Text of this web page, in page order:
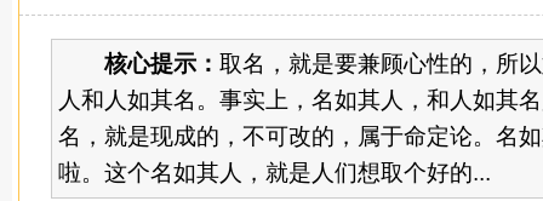
核心提示： 取名，就是要兼顾心性的，所
人和人如其名。事实上，名如其人，和人如其
名，就是现成的，不可改的，属于命定论。名
啦。这个名如其人，就是人们想取个好的...